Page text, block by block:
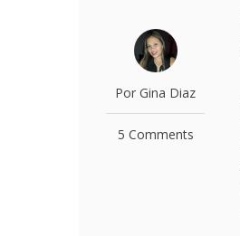
Por Gina Diaz
5 Comments